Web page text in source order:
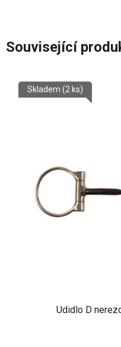
Související
Udidlo D
Skladem (2 ks)